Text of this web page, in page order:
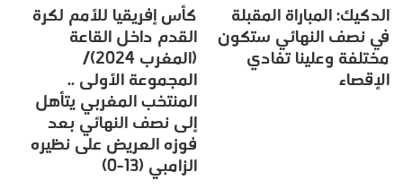
الدكيك: المباراة المقبلة
في نصف النهائي ستكون
مختلفة وعلينا تفادي
الإقصاء
كأس إفريقيا للأمم لكرة
القدم داخل القاعة
(المغرب 2024)/
المجموعة الأولى ..
المنتخب المغربي يتأهل
إلى نصف النهائي بعد
فوزه العريض على نظيره
الزامبي (13-0)